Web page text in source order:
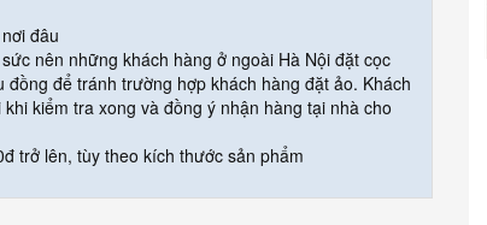
đâu
nên những khách hàng ở ngoài Hà Nội đặt cọc
để tránh trường hợp khách hàng đặt ảo. Khách
kiểm tra xong và đồng ý nhận hàng tại nhà cho
trở lên, tùy theo kích thước sản phẩm